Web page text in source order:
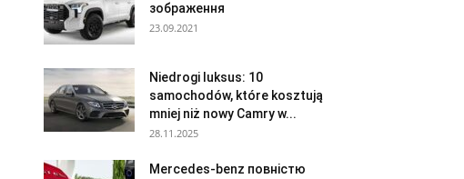
зображення
23.09.2021
Niedrogi luksus: 10
samochodów, które kosztują
mniej niż nowy Camry w...
28.11.2025
Mercedes-benz повністю